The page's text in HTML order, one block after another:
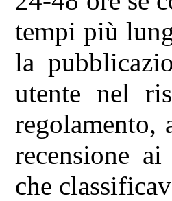
tempi più
la
utente nel
regolamento,
recensione
che